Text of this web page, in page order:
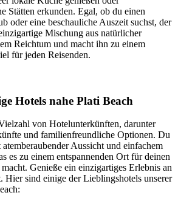
Stätten erkunden. Egal, ob du einen
oder eine beschauliche Auszeit suchst, der
Mischung aus natürlicher
Reichtum und macht ihn zu einem
für jeden Reisenden.
Hotels nahe Plati Beach
von Hotelunterkünften, darunter
und familienfreundliche Optionen. Du
Aussicht und einfachem
es zu einem entspannenden Ort für deinen
Genieße ein einzigartiges Erlebnis an
Hier sind einige der Lieblingshotels unserer